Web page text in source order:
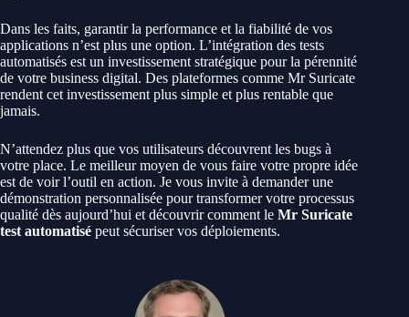
Dans les faits, garantir la performance et la fiabilité de vos
applications n’est plus une option. L’intégration des tests
automatisés est un investissement stratégique pour la pérennité
de votre business digital. Des plateformes comme Mr Suricate
rendent cet investissement plus simple et plus rentable que
jamais.
N’attendez plus que vos utilisateurs découvrent les bugs à
votre place. Le meilleur moyen de vous faire votre propre idée
est de voir l’outil en action. Je vous invite à demander une
démonstration personnalisée pour transformer votre processus
qualité dès aujourd’hui et découvrir comment le Mr Suricate
test automatisé peut sécuriser vos déploiements.